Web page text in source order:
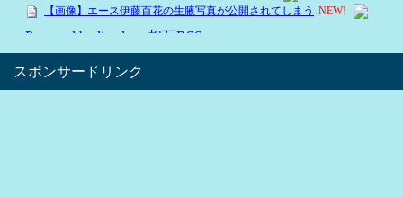
スポンサードリンク